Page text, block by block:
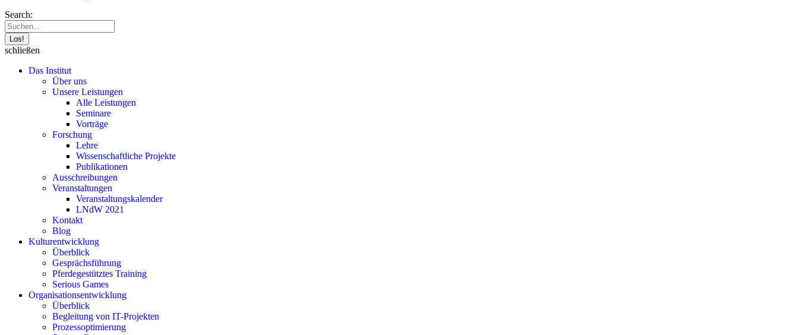
Search:
schließen
Das Institut
Über uns
Unsere Leistungen
Alle Leistungen
Seminare
Vorträge
Forschung
Lehre
Wissenschaftliche Projekte
Publikationen
Ausschreibungen
Veranstaltungen
Veranstaltungskalender
LNdW 2021
Kontakt
Blog
Kulturentwicklung
Überblick
Gesprächsführung
Pferdegestütztes Training
Serious Games
Organisationsentwicklung
Überblick
Begleitung von IT-Projekten
Prozessoptimierung